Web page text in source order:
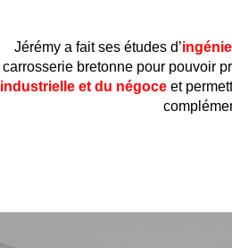
Jérémy a fait ses études d’
carrosserie bretonne pour pouvoir
industrielle et du négoce et